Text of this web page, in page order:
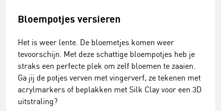
Bloempotjes versieren
Het is weer lente. De bloemetjes komen weer
tevoorschijn. Met deze schattige bloempotjes heb je
straks een perfecte plek om zelf bloemen te zaaien.
Ga jij de potjes verven met vingerverf, ze tekenen met
acrylmarkers of beplakken met Silk Clay voor een 3D
uitstraling?